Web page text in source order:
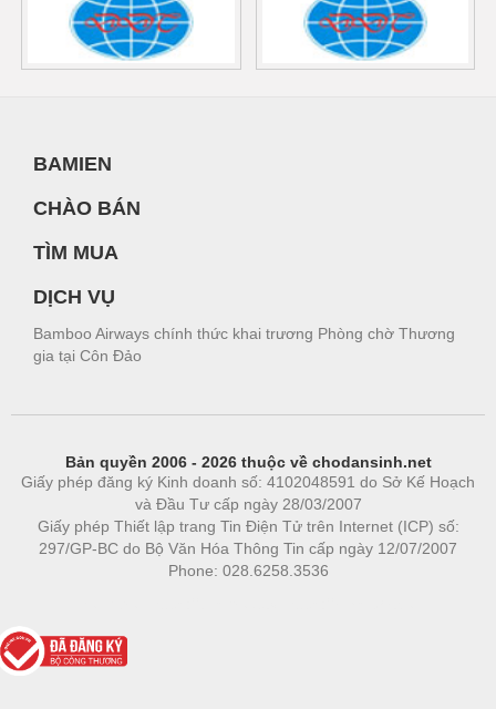
BAMIEN
CHÀO BÁN
TÌM MUA
DỊCH VỤ
Bamboo Airways chính thức khai trương Phòng chờ Thương
gia tại Côn Đảo
Bản quyền 2006 - 2026 thuộc về chodansinh.net
Giấy phép đăng ký Kinh doanh số: 4102048591 do Sở Kế Hoạch
và Đầu Tư cấp ngày 28/03/2007
Giấy phép Thiết lập trang Tin Điện Tử trên Internet (ICP) số:
297/GP-BC do Bộ Văn Hóa Thông Tin cấp ngày 12/07/2007
Phone: 028.6258.3536